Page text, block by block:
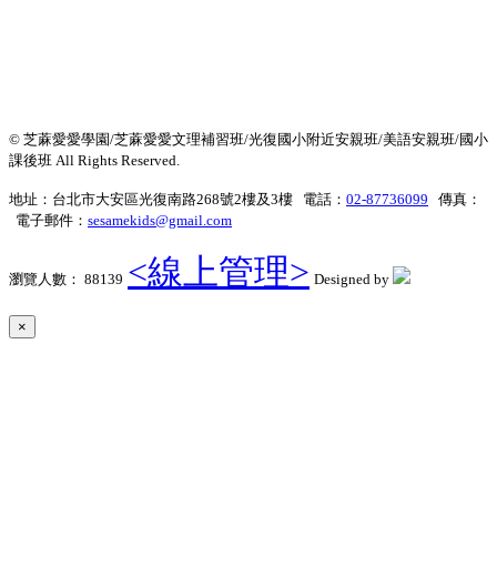
© 芝蔴愛愛學園/芝蔴愛愛文理補習班/光復國小附近安親班/美語安親班/國小
課後班 All Rights Reserved.
地址：台北市大安區光復南路268號2樓及3樓 電話： 02-87736099 傳真：
電子郵件： sesamekids@gmail.com
瀏覽人數： 88139 <線上管理> Designed by
×